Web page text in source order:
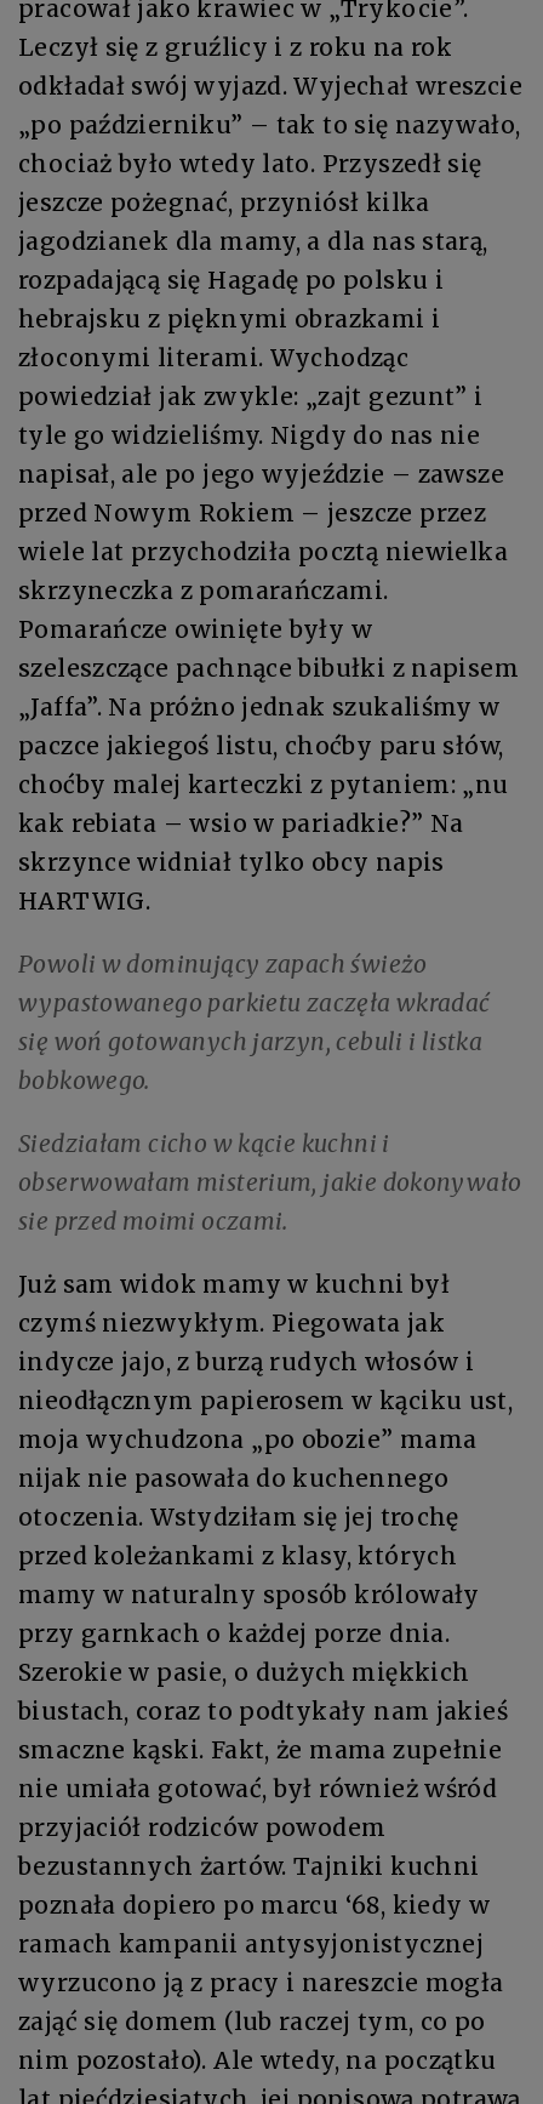
pracował jako krawiec w „Trykocie”.
Leczył się z gruźlicy i z roku na rok
odkładał swój wyjazd. Wyjechał wreszcie
„po październiku” – tak to się nazywało,
chociaż było wtedy lato. Przyszedł się
jeszcze pożegnać, przyniósł kilka
jagodzianek dla mamy, a dla nas starą,
rozpadającą się Hagadę po polsku i
hebrajsku z pięknymi obrazkami i
złoconymi literami. Wychodząc
powiedział jak zwykle: „zajt gezunt” i
tyle go widzieliśmy. Nigdy do nas nie
napisał, ale po jego wyjeździe – zawsze
przed Nowym Rokiem – jeszcze przez
wiele lat przychodziła pocztą niewielka
skrzyneczka z pomarańczami.
Pomarańcze owinięte były w
szeleszczące pachnące bibułki z napisem
„Jaffa”. Na próżno jednak szukaliśmy w
paczce jakiegoś listu, choćby paru słów,
choćby malej karteczki z pytaniem: „nu
kak rebiata – wsio w pariadkie?” Na
skrzynce widniał tylko obcy napis
HARTWIG.
Powoli w dominujący zapach świeżo
wypastowanego parkietu zaczęła wkradać
się woń gotowanych jarzyn, cebuli i listka
bobkowego.
Siedziałam cicho w kącie kuchni i
obserwowałam misterium, jakie dokonywało
sie przed moimi oczami.
Już sam widok mamy w kuchni był
czymś niezwykłym. Piegowata jak
indycze jajo, z burzą rudych włosów i
nieodłącznym papierosem w kąciku ust,
moja wychudzona „po obozie” mama
nijak nie pasowała do kuchennego
otoczenia. Wstydziłam się jej trochę
przed koleżankami z klasy, których
mamy w naturalny sposób królowały
przy garnkach o każdej porze dnia.
Szerokie w pasie, o dużych miękkich
biustach, coraz to podtykały nam jakieś
smaczne kąski. Fakt, że mama zupełnie
nie umiała gotować, był również wśród
przyjaciół rodziców powodem
bezustannych żartów. Tajniki kuchni
poznała dopiero po marcu ‘68, kiedy w
ramach kampanii antysyjonistycznej
wyrzucono ją z pracy i nareszcie mogła
zająć się domem (lub raczej tym, co po
nim pozostało). Ale wtedy, na początku